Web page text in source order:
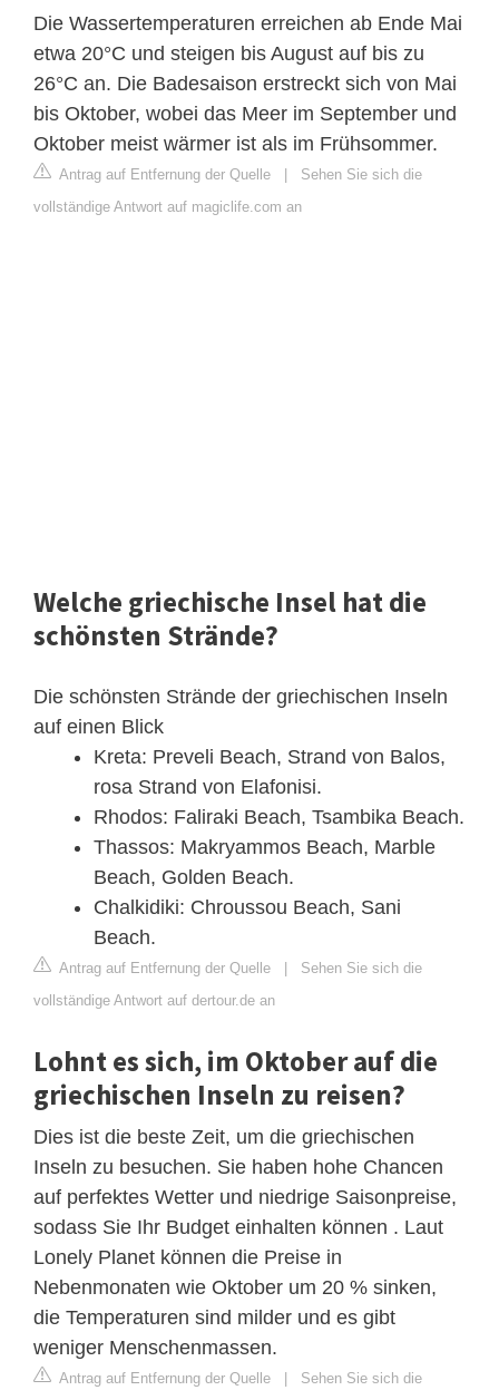
Die Wassertemperaturen erreichen ab Ende Mai
etwa 20°C und steigen bis August auf bis zu
26°C an. Die Badesaison erstreckt sich von Mai
bis Oktober, wobei das Meer im September und
Oktober meist wärmer ist als im Frühsommer.
Antrag auf Entfernung der Quelle | Sehen Sie sich die
vollständige Antwort auf magiclife.com an
Welche griechische Insel hat die
schönsten Strände?
Die schönsten Strände der griechischen Inseln
auf einen Blick
Kreta: Preveli Beach, Strand von Balos,
rosa Strand von Elafonisi.
Rhodos: Faliraki Beach, Tsambika Beach.
Thassos: Makryammos Beach, Marble
Beach, Golden Beach.
Chalkidiki: Chroussou Beach, Sani
Beach.
Antrag auf Entfernung der Quelle | Sehen Sie sich die
vollständige Antwort auf dertour.de an
Lohnt es sich, im Oktober auf die
griechischen Inseln zu reisen?
Dies ist die beste Zeit, um die griechischen
Inseln zu besuchen. Sie haben hohe Chancen
auf perfektes Wetter und niedrige Saisonpreise,
sodass Sie Ihr Budget einhalten können . Laut
Lonely Planet können die Preise in
Nebenmonaten wie Oktober um 20 % sinken,
die Temperaturen sind milder und es gibt
weniger Menschenmassen.
Antrag auf Entfernung der Quelle | Sehen Sie sich die